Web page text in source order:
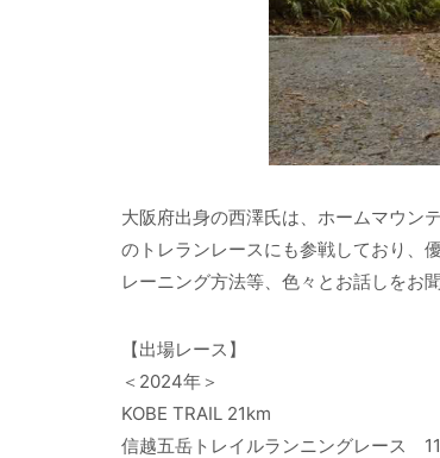
大阪府出身の西澤氏は、ホームマウン
のトレランレースにも参戦しており、
レーニング方法等、色々とお話しをお
【出場レース】
＜2024年＞
KOBE TRAIL 21km
信越五岳トレイルランニングレース